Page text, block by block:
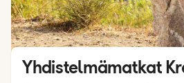
Yhdistelmämatkat